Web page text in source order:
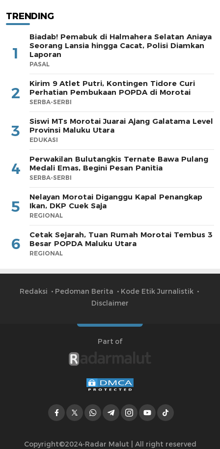
TRENDING
1
Biadab! Pemabuk di Halmahera Selatan Aniaya
Seorang Lansia hingga Cacat, Polisi Diamkan
Laporan
PASAL
2
Kirim 9 Atlet Putri, Kontingen Tidore Curi
Perhatian Pembukaan POPDA di Morotai
SERBA-SERBI
3
Siswi MTs Morotai Juarai Ajang Galatama Level
Provinsi Maluku Utara
EDUKASI
4
Perwakilan Bulutangkis Ternate Bawa Pulang
Medali Emas, Begini Pesan Panitia
SERBA-SERBI
5
Nelayan Morotai Diganggu Kapal Penangkap
Ikan, DKP Cuek Saja
REGIONAL
6
Cetak Sejarah, Tuan Rumah Morotai Tembus 3
Besar POPDA Maluku Utara
REGIONAL
Redaksi Pedoman Berita
Kode Etik Jurnalistik
Disclaimer
Part of
Copyright©2024-Radar Malut | All right reserved